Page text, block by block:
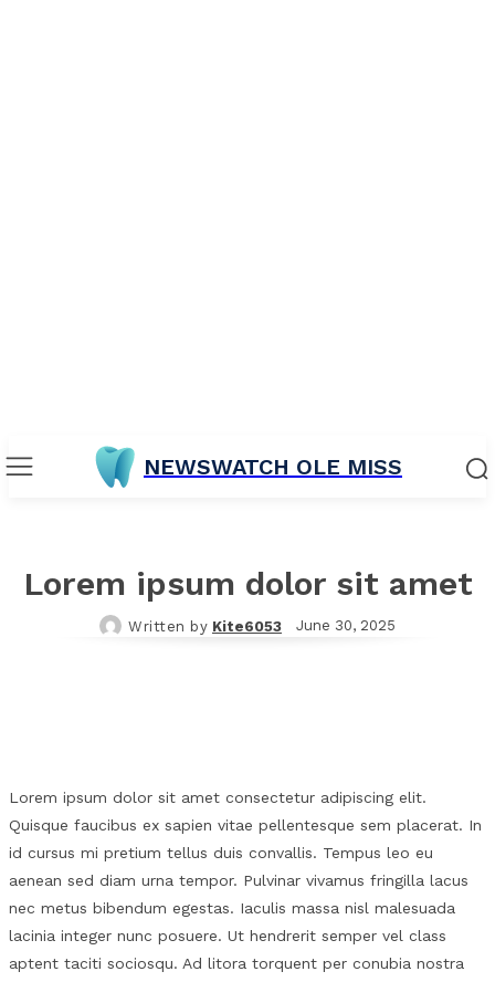
NEWSWATCH OLE MISS
Lorem ipsum dolor sit amet
Written by Kite6053 June 30, 2025
Lorem ipsum dolor sit amet consectetur adipiscing elit.
Quisque faucibus ex sapien vitae pellentesque sem placerat. In
id cursus mi pretium tellus duis convallis. Tempus leo eu
aenean sed diam urna tempor. Pulvinar vivamus fringilla lacus
nec metus bibendum egestas. Iaculis massa nisl malesuada
lacinia integer nunc posuere. Ut hendrerit semper vel class
aptent taciti sociosqu. Ad litora torquent per conubia nostra